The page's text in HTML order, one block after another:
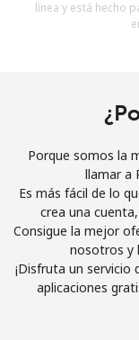
Al abrir una
Términos
línea y está hecho
Porque somos la
llamar a
Es más fácil de lo
crea una
Consigue la mejor
nosotros y
¡Disfruta un servicio
aplicaciones